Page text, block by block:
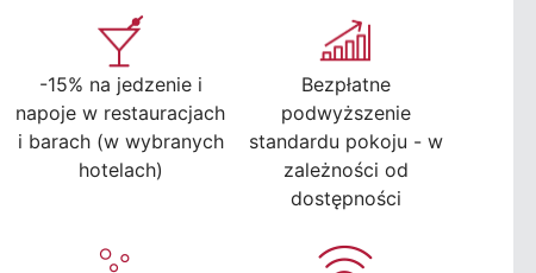
-15% na jedzenie i
napoje w restauracjach
i barach (w wybranych
hotelach)
Bezpłatne
podwyższenie
standardu pokoju - w
zależności od
dostępności